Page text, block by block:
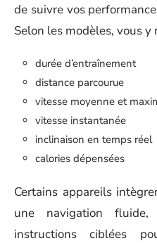
de suivre vos
Selon les modèles, vous y
durée d’entraînement
distance parcourue
vitesse moyenne et
vitesse instantanée
inclinaison en temps réel
calories dépensées
Certains appareils
une navigation fluide,
instructions ciblées